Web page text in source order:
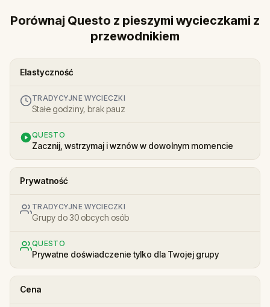
Porównaj Questo z pieszymi wycieczkami z
przewodnikiem
Elastyczność
TRADYCYJNE WYCIECZKI
Stałe godziny, brak pauz
QUESTO
Zacznij, wstrzymaj i wznów w dowolnym momencie
Prywatność
TRADYCYJNE WYCIECZKI
Grupy do 30 obcych osób
QUESTO
Prywatne doświadczenie tylko dla Twojej grupy
Cena